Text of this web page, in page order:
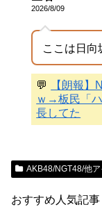
2026/8/09
ここは日
💬
【朗報
ｗ→板民「
長してた
AKB48/NGT48/他
おすすめ人気記事